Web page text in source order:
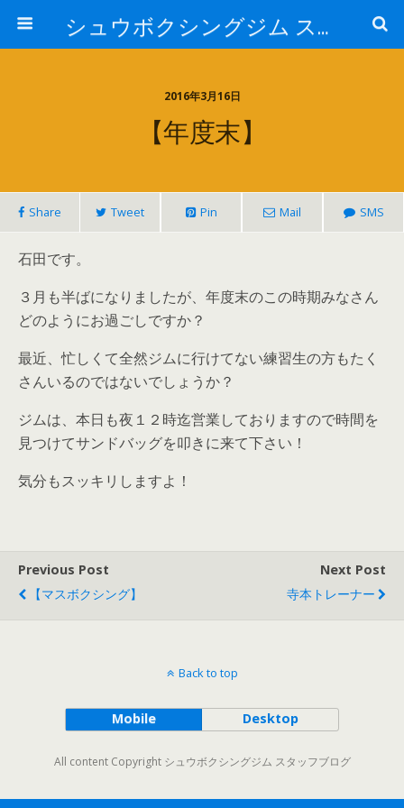
シュウボクシングジム スタッフブログ
2016年3月16日
【年度末】
Share Tweet Pin Mail SMS
石田です。
３月も半ばになりましたが、年度末のこの時期みなさん
どのようにお過ごしですか？
最近、忙しくて全然ジムに行けてない練習生の方もたく
さんいるのではないでしょうか？
ジムは、本日も夜１２時迄営業しておりますので時間を
見つけてサンドバッグを叩きに来て下さい！
気分もスッキリしますよ！
Previous Post
【マスボクシング】
Next Post
寺本トレーナー
Back to top
Mobile Desktop
All content Copyright シュウボクシングジム スタッフブログ